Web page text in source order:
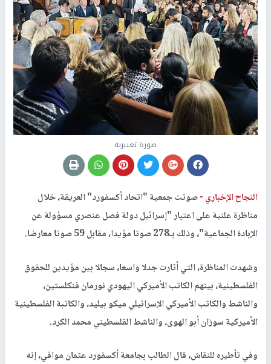
صورة تعبيرية
النجاح الإخباري -صوتت جمعية "اتحاد أكسفورد" العريقة، خلال
مناظرة علنية على اعتبار "إسرائيل دولة فصل عنصري مسؤولة عن
الإبادة الجماعية"، وذلك بـ278 صوتا مؤيدا، مقابل 59 صوتا معارضا.
وشهدت المناظرة، التي أثارت جدلا واسعا، سجالا بين مؤيدين للحقوق
الفلسطينية، بينهم الكاتب الأميركي اليهودي نورمان فنكلستين،
والناشط والكاتب الأميركي الإسرائيلي ميكو بيليد، والكاتبة الفلسطينية
الأميركية سوزان أبو الهوى، والناشط الفلسطيني محمد الكرد.
وفي تأطيره للنقاش، قال الطالب بجامعة أكسفورد عثمان موافي، إنه